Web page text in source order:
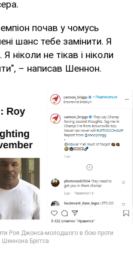
почав у чомусь
шанс тебе замінити. Я
ніколи не тікав і ніколи
– написав Шеннон.